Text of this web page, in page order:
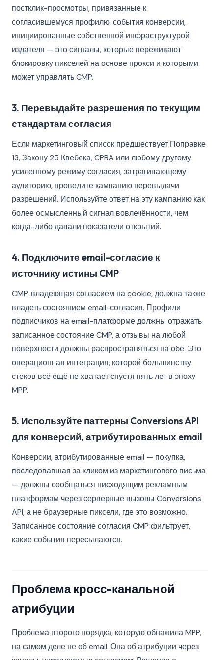
постклик-просмотры, привязанные к
согласившемуся профилю, события конверсии,
инициированные собственной инфраструктурой
издателя — это сигналы, которые переживают
блокировку пикселей на основе прокси и которыми
может управлять CMP.
3. Перевыдайте разрешения по текущим
стандартам согласия
Если маркетинговый список предшествует Поправке
13, Закону 25 Квебека, CPRA или любому другому
усиленному режиму согласия, затрагивающему
аудиторию, проведите кампанию перевыдачи
разрешений. Используйте ответ на эту кампанию как
более осмысленный сигнал вовлечённости, чем
когда-либо давали показатели открытий.
4. Подключите email-согласие к
источнику истины CMP
CMP, владеющая согласием на cookie, должна также
владеть состоянием email-согласия. Профили
подписчиков на email-платформе должны отражать
записанное состояние CMP, а отзывы на любой
поверхности должны распространяться на обе. Это
операционная интеграция, которой большинству
стеков всё ещё не хватает спустя пять лет в эпоху
MPP.
5. Используйте паттерны Conversions API
для конверсий, атрибутированных email
Конверсии, атрибутированные email — покупка,
последовавшая за кликом из маркетингового письма
— должны сообщаться нисходящим рекламным
платформам через серверные вызовы Conversions
API, а не браузерные пиксели, где это возможно.
Записанное состояние согласия CMP фильтрует,
какие события пересылаются.
Проблема кросс-канальной
атрибуции
Проблема второго порядка, которую обнажила MPP,
на самом деле не об email. Она об атрибуции через